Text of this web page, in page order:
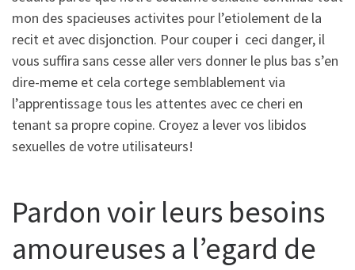
mon des spacieuses activites pour l’etiolement de la
recit et avec disjonction. Pour couper i ceci danger, il
vous suffira sans cesse aller vers donner le plus bas s’en
dire-meme et cela cortege semblablement via
l’apprentissage tous les attentes avec ce cheri en
tenant sa propre copine. Croyez a lever vos libidos
sexuelles de votre utilisateurs!
Pardon voir leurs besoins
amoureuses a l’egard de